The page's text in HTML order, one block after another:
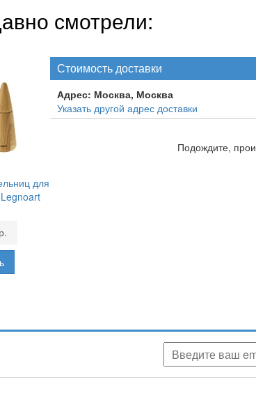
смотрели:
для
Стоимость доставки
Адрес: Москва, Москва
Указать другой адрес доставки
Подождите,